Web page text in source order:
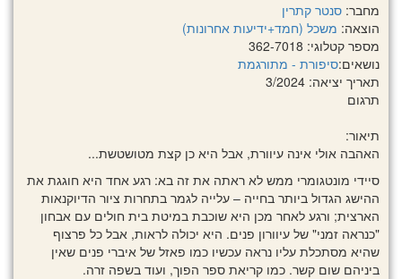
מחבר: סנטר קתרין
הוצאה: משכל (חמד+ידיעות אחרונות)
מספר קטלוגי: 362-7018
נושאים:סיפורת - מתורגמת
תאריך יציאה: 3/2024
תרגום
תיאור:
האהבה אולי אינה עיוורת, אבל היא כן קצת מטושטשת...
סיידי מונטגומרי ממש לא ראתה את זה בא: רגע אחד היא חוגגת את
ההישג הגדול ביותר בחייה – עלייה לגמר בתחרות ציור הדיוקנאות
הארצית; ורגע לאחר מכן היא שוכבת במיטת בית חולים עם אבחון
"כנראה זמני" של עיוורון פנים. היא יכולה לראות, אבל כל פרצוף
שהיא מסתכלת עליו נראה עכשיו כמו פאזל של איברי פנים שאין
ביניהם שום קשר. כמו קריאת ספר הפוך, ועוד בשפה זרה.